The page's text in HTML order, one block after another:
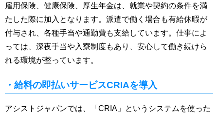
雇用保険、健康保険、厚生年金は、就業や契約の条件を満
たした際に加入となります。派遣で働く場合も有給休暇が
付与され、各種手当や通勤費も支給しています。仕事によ
っては、深夜手当や入寮制度もあり、安心して働き続けら
れる環境が整っています。
・給料の即払いサービスCRIAを導入
アシストジャパンでは、「CRIA」というシステムを使った